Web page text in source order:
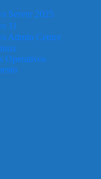
Server 2025
11
Admin Center
Operativos